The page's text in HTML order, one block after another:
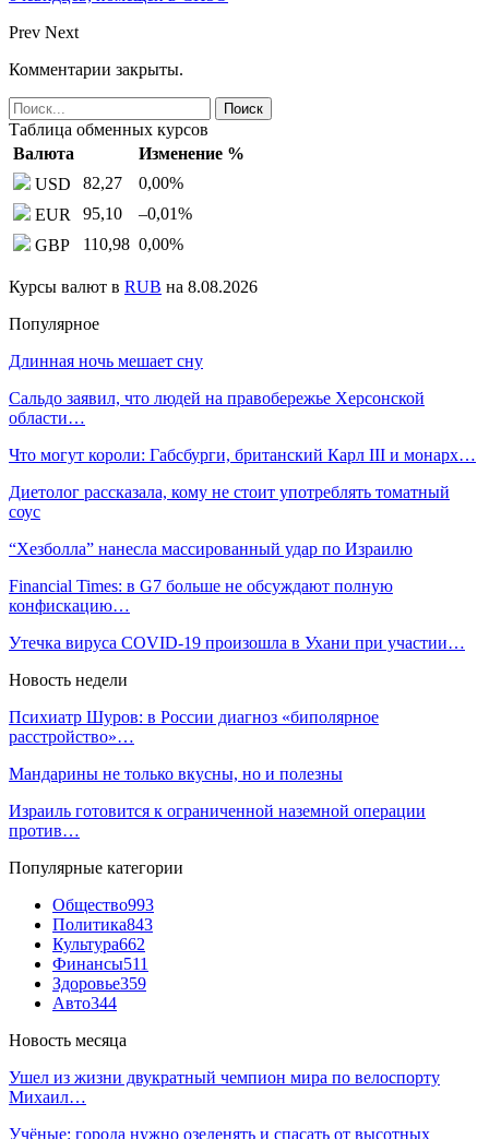
Prev Next
Комментарии закрыты.
Таблица обменных курсов
Валюта
Изменение %
USD
82,27 0,00%
EUR
95,10 –0,01%
GBP
110,98 0,00%
Курсы валют в RUB на 8.08.2026
Популярное
Длинная ночь мешает сну
Сальдо заявил, что людей на правобережье Херсонской
области…
Что могут короли: Габсбурги, британский Карл III и монарх…
Диетолог рассказала, кому не стоит употреблять томатный
соус
“Хезболла” нанесла массированный удар по Израилю
Financial Times: в G7 больше не обсуждают полную
конфискацию…
Утечка вируса COVID-19 произошла в Ухани при участии…
Новость недели
Психиатр Шуров: в России диагноз «биполярное
расстройство»…
Мандарины не только вкусны, но и полезны
Израиль готовится к ограниченной наземной операции
против…
Популярные категории
Общество993
Политика843
Культура662
Финансы511
Здоровье359
Авто344
Новость месяца
Ушел из жизни двукратный чемпион мира по велоспорту
Михаил…
Учёные: города нужно озеленять и спасать от высотных